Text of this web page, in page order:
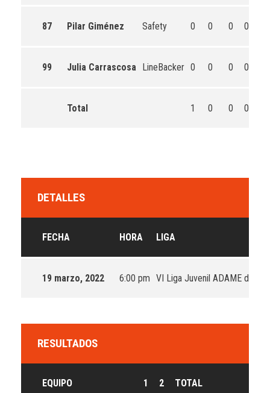
87 Pilar Giménez Safety 0 0 0 0
99 Julia Carrascosa LineBacker 0 0 0 0
Total 1 0 0 0
DETALLES
FECHA HORA LIGA
19 marzo, 2022 6:00 pm VI Liga Juvenil ADAME de
RESULTADOS
EQUIPO 1 2 TOTAL